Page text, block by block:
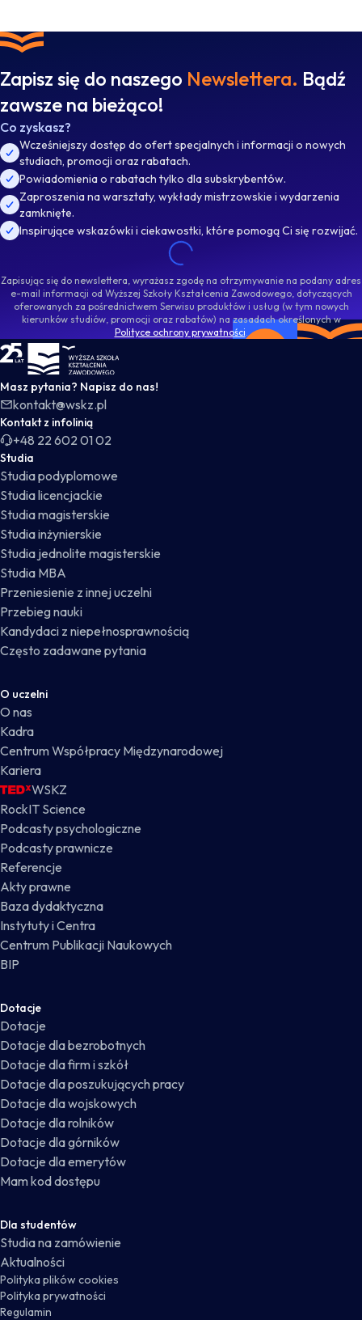
Zapisz się do naszego Newslettera. Bądź
zawsze na bieżąco!
Co zyskasz?
Wcześniejszy dostęp do ofert specjalnych i informacji o nowych
studiach, promocji oraz rabatach.
Powiadomienia o rabatach tylko dla subskrybentów.
Zaproszenia na warsztaty, wykłady mistrzowskie i wydarzenia
zamknięte.
Inspirujące wskazówki i ciekawostki, które pomogą Ci się rozwijać.
Zapisując się do newslettera, wyrażasz zgodę na otrzymywanie na podany adres
e-mail informacji od Wyższej Szkoły Kształcenia Zawodowego, dotyczących
oferowanych za pośrednictwem Serwisu produktów i usług (w tym nowych
kierunków studiów, promocji oraz rabatów) na zasadach określonych w
Polityce ochrony prywatności.
WSKZ - strona główna
Masz pytania? Napisz do nas!
kontakt@wskz.pl
Kontakt z infolinią
+48 22 602 01 02
Studia
Studia podyplomowe
Studia licencjackie
Studia magisterskie
Studia inżynierskie
Studia jednolite magisterskie
Studia MBA
Przeniesienie z innej uczelni
Przebieg nauki
Kandydaci z niepełnosprawnością
Często zadawane pytania
O uczelni
O nas
Kadra
Centrum Współpracy Międzynarodowej
Kariera
WSKZ
RockIT Science
Podcasty psychologiczne
Podcasty prawnicze
Referencje
Akty prawne
Baza dydaktyczna
Instytuty i Centra
Centrum Publikacji Naukowych
BIP
Dotacje
Dotacje
Dotacje dla bezrobotnych
Dotacje dla firm i szkół
Dotacje dla poszukujących pracy
Dotacje dla wojskowych
Dotacje dla rolników
Dotacje dla górników
Dotacje dla emerytów
Mam kod dostępu
Dla studentów
Studia na zamówienie
Aktualności
Polityka plików cookies
Polityka prywatności
Regulamin